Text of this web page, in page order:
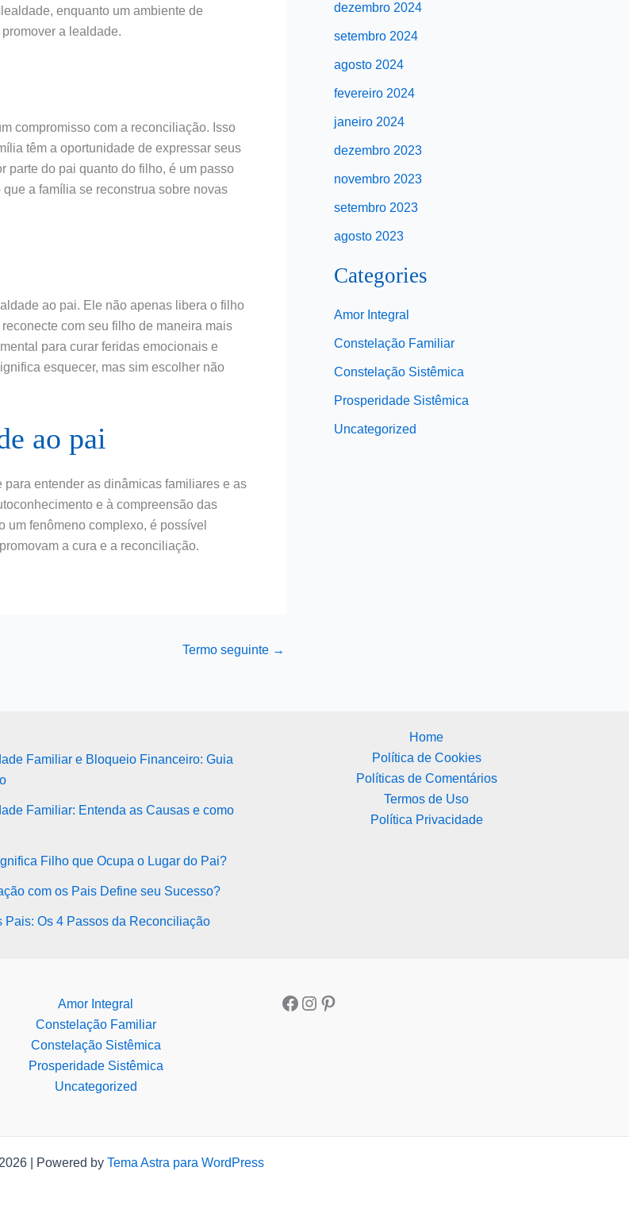
enquanto um ambiente de
a lealdade.
compromisso com a reconciliação. Isso
têm a oportunidade de expressar seus
parte do pai quanto do filho, é um passo
a família se reconstrua sobre novas
ao pai. Ele não apenas libera o filho
com seu filho de maneira mais
para curar feridas emocionais e
esquecer, mas sim escolher não
ao pai
entender as dinâmicas familiares e as
e à compreensão das
um fenômeno complexo, é possível
a cura e a reconciliação.
Termo seguinte →
dezembro 2024
setembro 2024
agosto 2024
fevereiro 2024
janeiro 2024
dezembro 2023
novembro 2023
setembro 2023
agosto 2023
Categories
Amor Integral
Constelação Familiar
Constelação Sistêmica
Prosperidade Sistêmica
Uncategorized
Familiar e Bloqueio Financeiro: Guia
Familiar: Entenda as Causas e como
Filho que Ocupa o Lugar do Pai?
com os Pais Define seu Sucesso?
Pais: Os 4 Passos da Reconciliação
Home
Política de Cookies
Políticas de Comentários
Termos de Uso
Política Privacidade
Amor Integral
Constelação Familiar
Constelação Sistêmica
Prosperidade Sistêmica
Uncategorized
| Powered by Tema Astra para WordPress